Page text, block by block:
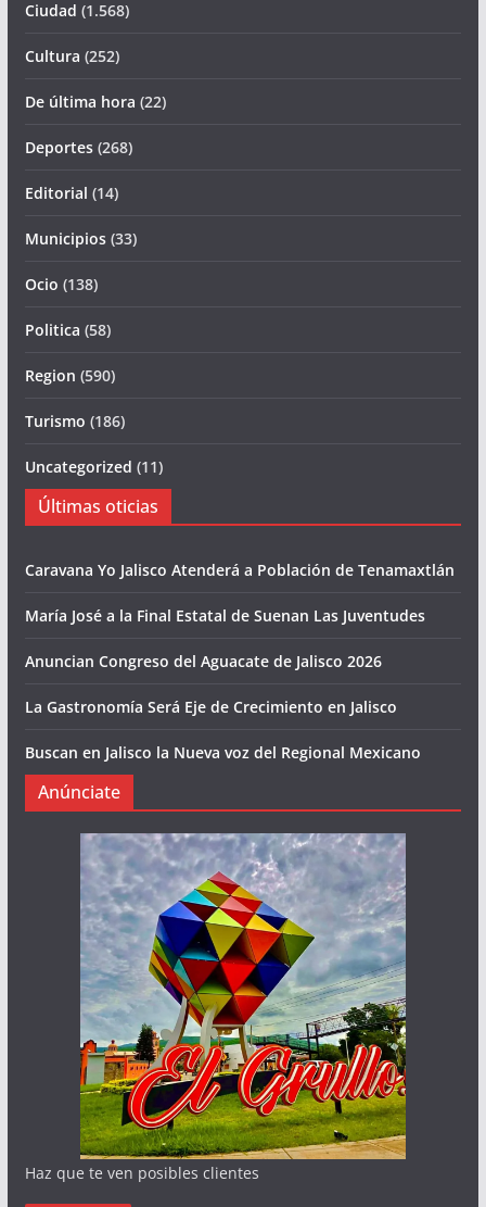
Ciudad (1.568)
Cultura (252)
De última hora (22)
Deportes(268)
Editorial (14)
Municipios(33)
Ocio (138)
Politica (58)
Region (590)
Turismo (186)
Uncategorized (11)
Últimas oticias
Caravana Yo Jalisco Atenderá a Población de Tenamaxtlán
María José a la Final Estatal de Suenan Las Juventudes
Anuncian Congreso del Aguacate de Jalisco 2026
La Gastronomía Será Eje de Crecimiento en Jalisco
Buscan en Jalisco la Nueva voz del Regional Mexicano
Anúnciate
Haz que te ven posibles clientes